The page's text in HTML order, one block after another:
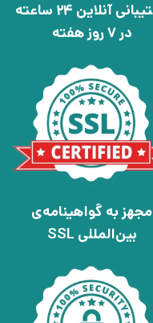
پشتیبانی آنلاین 24 ساعته
در 7 روز هفته
مجهز به گواهینامه‌ی
بین‌المللی SSL